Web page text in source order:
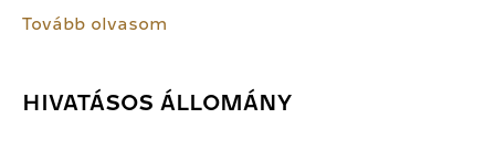
Tovább olvasom
HIVATÁSOS ÁLLOMÁNY